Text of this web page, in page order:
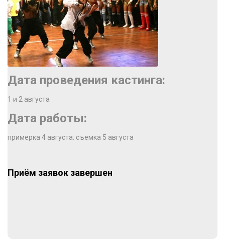
Дата проведения кастинга:
1 и 2 августа
Дата работы:
примерка 4 августа: съемка 5 августа
Приём заявок завершен